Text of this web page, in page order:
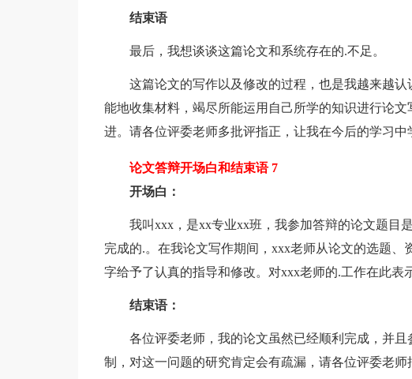
结束语
最后，我想谈谈这篇论文和系统存在的.不足。
这篇论文的写作以及修改的过程，也是我越来越认
能地收集材料，竭尽所能运用自己所学的知识进行论
进。请各位评委老师多批评指正，让我在今后的学习中
论文答辩开场白和结束语 7
开场白：
我叫xxx，是xx专业xx班，我参加答辩的论文题目
完成的.。在我论文写作期间，xxx老师从论文的选题
字给予了认真的指导和修改。对xxx老师的.工作在此表
结束语：
各位评委老师，我的论文虽然已经顺利完成，并且
制，对这一问题的研究肯定会有疏漏，请各位评委老